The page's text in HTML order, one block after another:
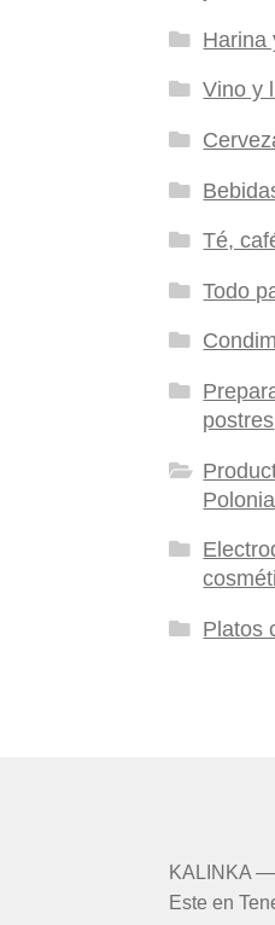
Harina
Vino y
Té,
Todo
postres
Polonia
Platos
KALINKA —
Este en